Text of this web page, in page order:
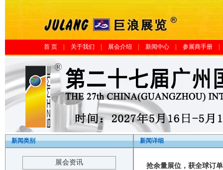
首 页 关于我们 展会介绍 新闻中心 参展商手册|
新闻类别
展会资讯
新闻详细
抢余量展位，获全球订